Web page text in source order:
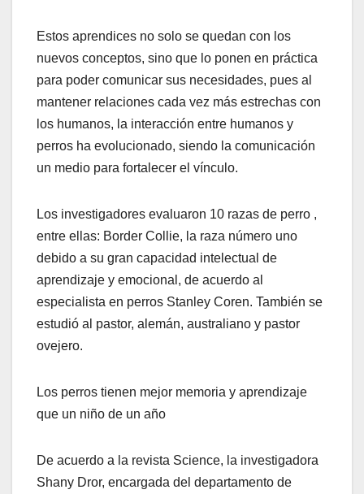
Estos aprendices no solo se quedan con los
nuevos conceptos, sino que lo ponen en práctica
para poder comunicar sus necesidades, pues al
mantener relaciones cada vez más estrechas con
los humanos, la interacción entre humanos y
perros ha evolucionado, siendo la comunicación
un medio para fortalecer el vínculo.
Los investigadores evaluaron 10 razas de perro ,
entre ellas: Border Collie, la raza número uno
debido a su gran capacidad intelectual de
aprendizaje y emocional, de acuerdo al
especialista en perros Stanley Coren. También se
estudió al pastor, alemán, australiano y pastor
ovejero.
Los perros tienen mejor memoria y aprendizaje
que un niño de un año
De acuerdo a la revista Science, la investigadora
Shany Dror, encargada del departamento de